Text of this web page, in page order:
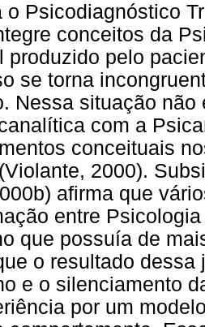
o Psicodiagnóstico
conceitos da
produzido pelo
se torna
Nessa situação
com a
conceituais
2000).
afirma que
entre
que possuía de
o resultado
e o silenciamento
por um